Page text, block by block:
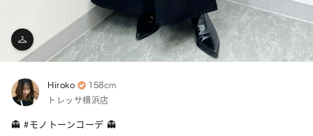
Hiroko 158cm
トレッサ横浜店
👻 #モノトーンコーデ 👻